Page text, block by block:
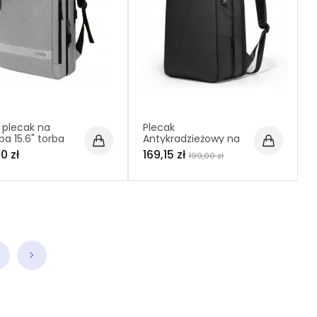
plecak na
15.6" torba
z USB
zł
Plecak
Antykradzieżowy na
Laptop 15.6 Cali USB
TSA (I179)
169,15 zł 199,00 zł